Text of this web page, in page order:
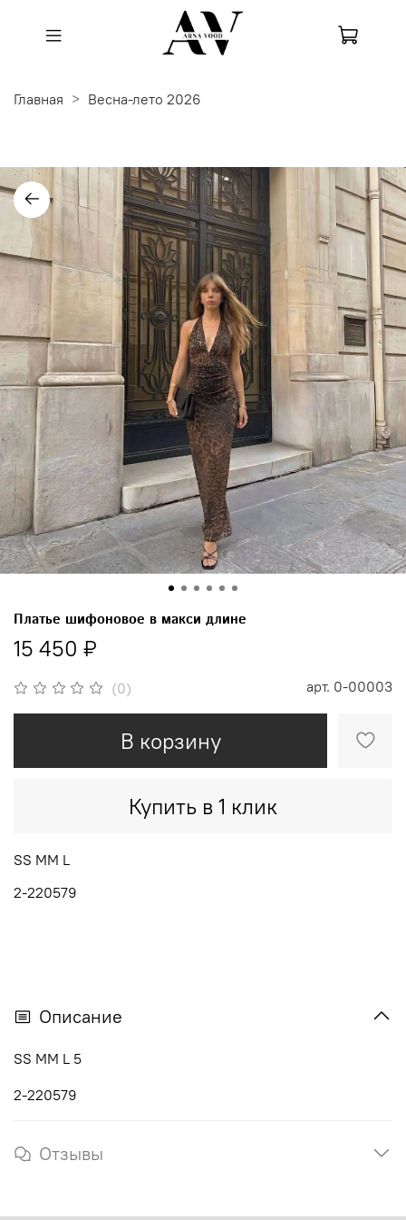
Главная Весна-лето 2026
(0) арт. 0-00003
Платье шифоновое в макси длине
15 450 ₽
В корзину
Купить в 1 клик
SS MM L
2-220579
Описание
SS MM L 5
2-220579
Отзывы